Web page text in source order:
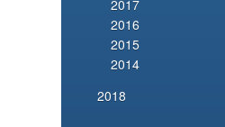
2017
2016
2015
2014
2018